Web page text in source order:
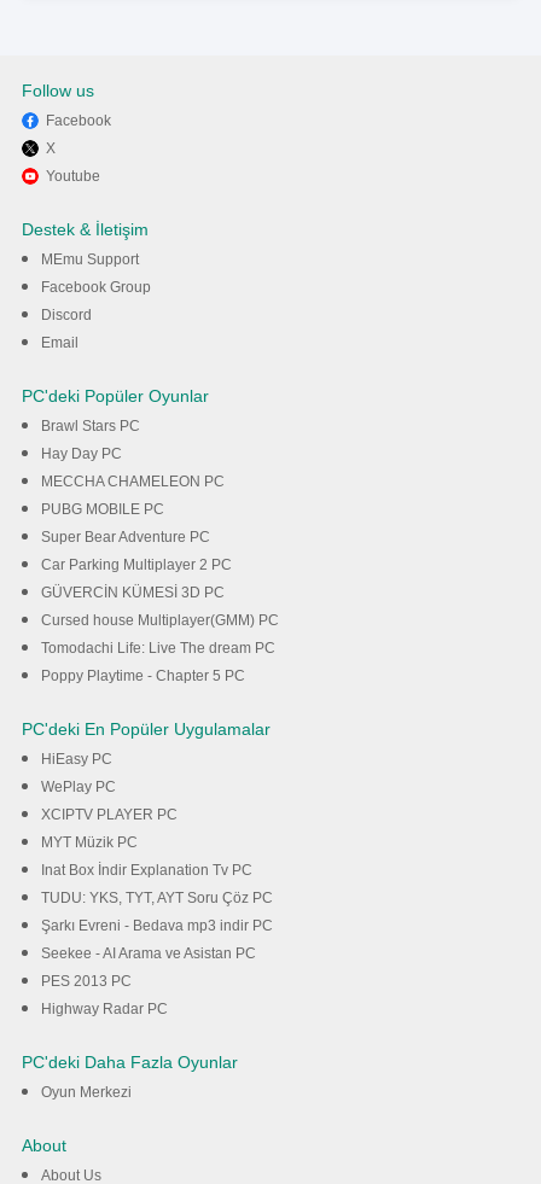
Follow us
Facebook
X
Youtube
Destek & İletişim
MEmu Support
Facebook Group
Discord
Email
PC'deki Popüler Oyunlar
Brawl Stars PC
Hay Day PC
MECCHA CHAMELEON PC
PUBG MOBILE PC
Super Bear Adventure PC
Car Parking Multiplayer 2 PC
GÜVERCİN KÜMESİ 3D PC
Cursed house Multiplayer(GMM) PC
Tomodachi Life: Live The dream PC
Poppy Playtime - Chapter 5 PC
PC'deki En Popüler Uygulamalar
HiEasy PC
WePlay PC
XCIPTV PLAYER PC
MYT Müzik PC
Inat Box İndir Explanation Tv PC
TUDU: YKS, TYT, AYT Soru Çöz PC
Şarkı Evreni - Bedava mp3 indir PC
Seekee - AI Arama ve Asistan PC
PES 2013 PC
Highway Radar PC
PC'deki Daha Fazla Oyunlar
Oyun Merkezi
About
About Us